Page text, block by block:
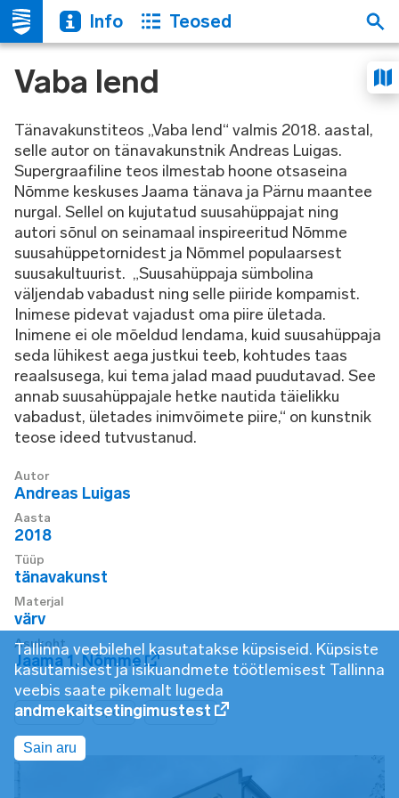
Info Teosed
Vaba lend
Tänavakunstiteos „Vaba lend“ valmis 2018. aastal,
selle autor on tänavakunstnik Andreas Luigas.
Supergraafiline teos ilmestab hoone otsaseina
Nõmme keskuses Jaama tänava ja Pärnu maantee
nurgal. Sellel on kujutatud suusahüppajat ning
autori sõnul on seinamaal inspireeritud Nõmme
suusahüppetornidest ja Nõmmel populaarsest
suusakultuurist. „Suusahüppaja sümbolina
väljendab vabadust ning selle piiride kompamist.
Inimese pidevat vajadust oma piire ületada.
Inimene ei ole mõeldud lendama, kuid suusahüppaja
seda lühikest aega justkui teeb, kohtudes taas
reaalsusega, kui tema jalad maad puudutavad. See
annab suusahüppajale hetke nautida täielikku
vabadust, ületades inimvõimete piire,“ on kunstnik
teose ideed tutvustanud.
Autor
Andreas Luigas
Aasta
2018
Tüüp
tänavakunst
Materjal
värv
Asukoht
Jaama 1,Nõmme
seinamaal sport meesautor
Tallinna veebilehel kasutatakse küpsiseid. Küpsiste
kasutamisest ja isikuandmete töötlemisest Tallinna
veebis saate pikemalt lugeda
andmekaitsetingimustest
Sain aru